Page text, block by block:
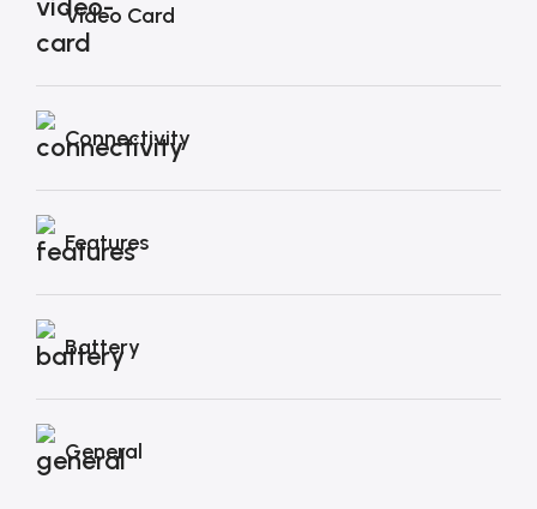
Video Card
Connectivity
Features
Battery
General